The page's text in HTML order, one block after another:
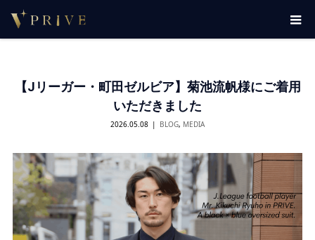
【Jリーガー・町田ゼルビア】菊池流帆様にご着用
いただきました
2026.05.08 BLOG, MEDIA